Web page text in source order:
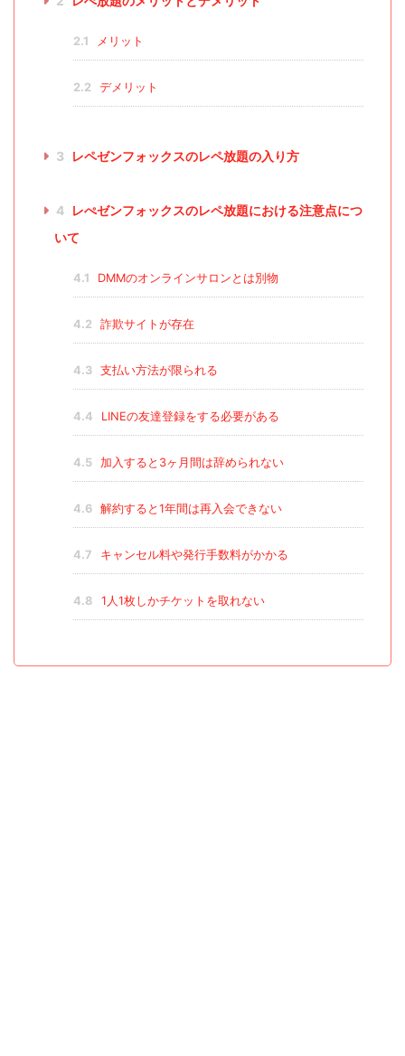
2.1 メリット
2.2 デメリット
3 レペゼンフォックスのレペ放題の入り方
4
レぺゼンフォックスのレペ放題における注意点につ
いて
4.1 DMMのオンラインサロンとは別物
4.2 詐欺サイトが存在
4.3 支払い方法が限られる
4.4 LINEの友達登録をする必要がある
4.5 加入すると3ヶ月間は辞められない
4.6 解約すると1年間は再入会できない
4.7 キャンセル料や発行手数料がかかる
4.8 1人1枚しかチケットを取れない